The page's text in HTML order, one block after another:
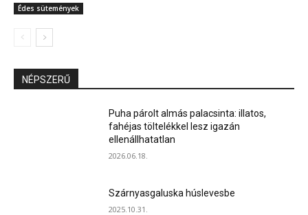
Édes sütemények
NÉPSZERŰ
Puha párolt almás palacsinta: illatos,
fahéjas töltelékkel lesz igazán
ellenállhatatlan
2026.06.18.
Szárnyasgaluska húslevesbe
2025.10.31.